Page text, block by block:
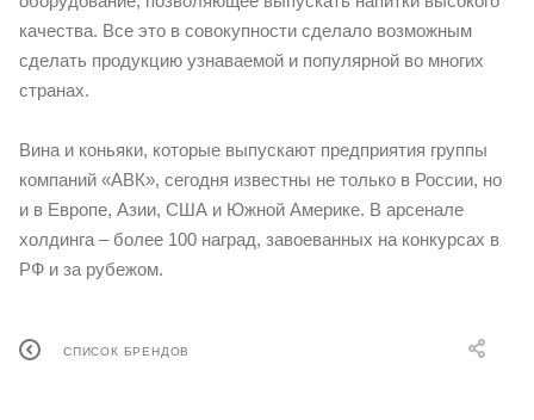
качества. Все это в совокупности сделало возможным
сделать продукцию узнаваемой и популярной во многих
странах.
Вина и коньяки, которые выпускают предприятия группы
компаний «АВК», сегодня известны не только в России, но
и в Европе, Азии, США и Южной Америке. В арсенале
холдинга – более 100 наград, завоеванных на конкурсах в
РФ и за рубежом.
СПИСОК БРЕНДОВ